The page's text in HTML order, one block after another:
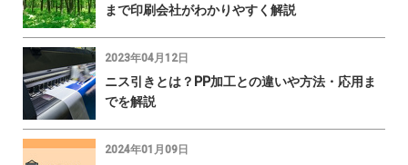
まで印刷会社がわかりやすく解説
2023年04月12日
ニス引きとは？PP加工との違いや方法・応用ま
でを解説
2024年01月09日